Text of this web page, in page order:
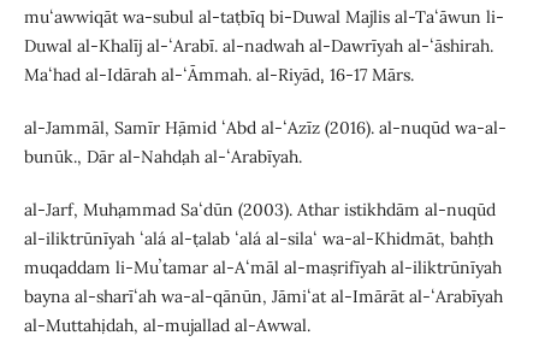
muʻawwiqāt wa-subul al-taṭbīq bi-Duwal Majlis al-Taʻāwun li-
Duwal al-Khalīj al-ʻArabī. al-nadwah al-Dawrīyah al-ʻāshirah.
Maʻhad al-Idārah al-ʻĀmmah. al-Riyāḍ, 16-17 Mārs.
al-Jammāl, Samīr Ḥāmid ʻAbd al-ʻAzīz (2016). al-nuqūd wa-al-
bunūk., Dār al-Nahḍah al-ʻArabīyah.
al-Jarf, Muḥammad Saʻdūn (2003). Athar istikhdām al-nuqūd
al-iliktrūnīyah ʻalá al-ṭalab ʻalá al-silaʻ wa-al-Khidmāt, baḥth
muqaddam li-Muʼtamar al-Aʻmāl al-maṣrifīyah al-iliktrūnīyah
bayna al-sharīʻah wa-al-qānūn, Jāmiʻat al-Imārāt al-ʻArabīyah
al-Muttaḥidah, al-mujallad al-Awwal.